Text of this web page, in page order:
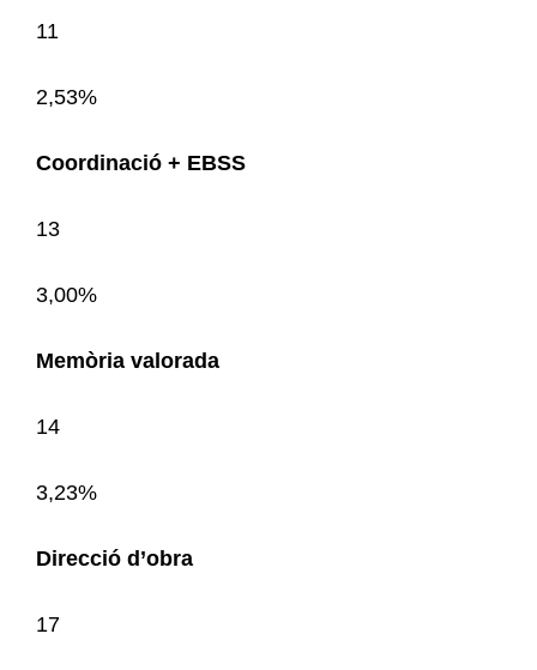
11
2,53%
Coordinació + EBSS
13
3,00%
Memòria valorada
14
3,23%
Direcció d’obra
17